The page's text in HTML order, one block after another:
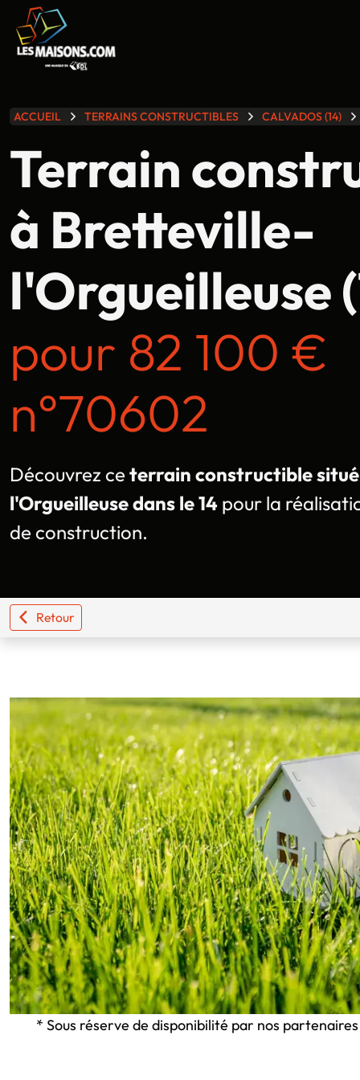
gamme
ACCUEIL TERRAINS CONSTRUCTIBLES CALVADOS (14)
Terrain
à Bretteville-
l'Orgueilleuse
pour 82 100 €
n°70602
Découvrez ce terrain constructible
l'Orgueilleuse dans le 14 pour la
de construction.
Retour
* Sous réserve de disponibilité par nos